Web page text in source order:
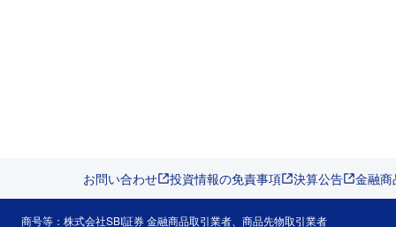
お問い合わせ 投資情報の免責事項 決算公告 金融
商号等：株式会社SBI証券 金融商品取引業者、商品先物取引業者